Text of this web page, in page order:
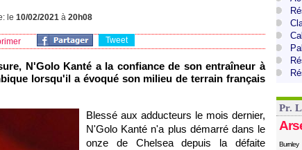
le 10/02/2021 à 20h08
Tweet
N'Golo Kanté a la confiance de son entraîneur à
lorsqu'il a évoqué son milieu de terrain français
Blessé aux adducteurs le mois dernier,
N'Golo Kanté n'a plus démarré dans le
onze de Chelsea depuis la défaite
Pr.
Burnley